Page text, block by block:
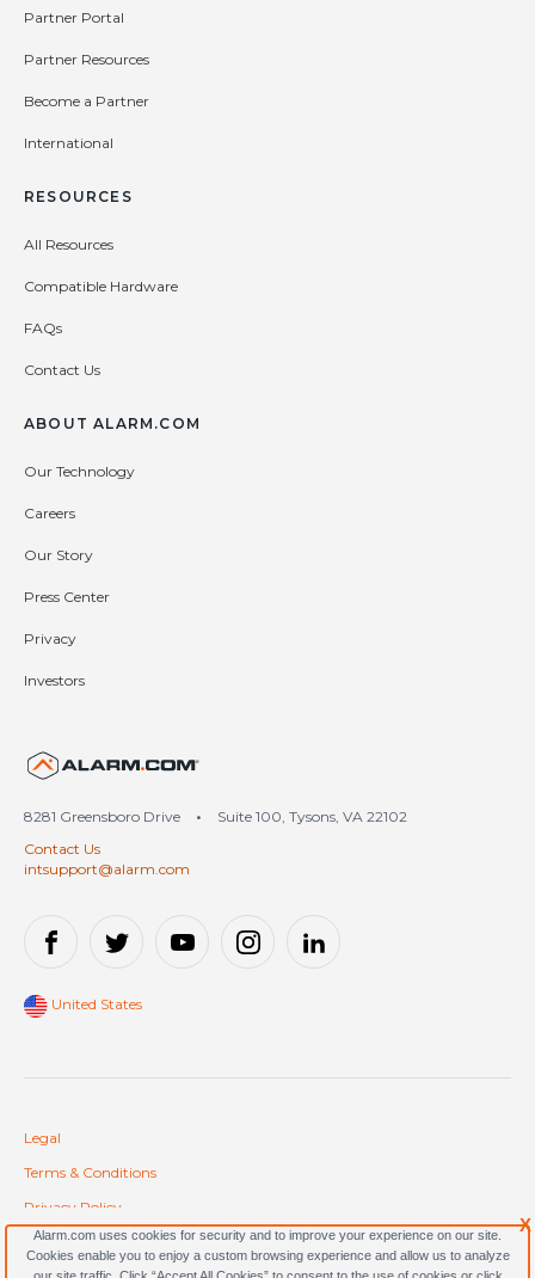
Partner Portal
Partner Resources
Become a Partner
International
RESOURCES
All Resources
Compatible Hardware
FAQs
Contact Us
ABOUT ALARM.COM
Our Technology
Careers
Our Story
Press Center
Privacy
Investors
United States (en-US)
8281 Greensboro Drive •
Suite 100, Tysons, VA 22102
Contact Us
intsupport@alarm.com
United States
Legal
Terms & Conditions
Privacy Policy
Cookie Policy
X
Alarm.com uses cookies for security and to improve your experience on our site.
Cookies enable you to enjoy a custom browsing experience and allow us to analyze